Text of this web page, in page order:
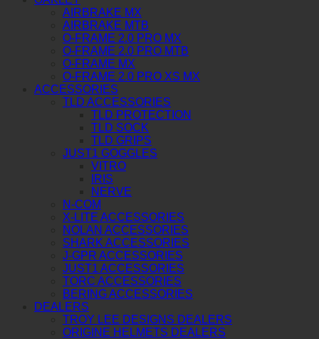
AIRBRAKE MX
AIRBRAKE MTB
O-FRAME 2.0 PRO MX
O-FRAME 2.0 PRO MTB
O-FRAME MX
O-FRAME 2.0 PRO XS MX
ACCESSORIES
TLD ACCESSORIES
TLD PROTECTION
TLD SOCK
TLD GRIPS
JUST1 GOGGLES
VITRO
IRIS
NERVE
N-COM
X-LITE ACCESSORIES
NOLAN ACCESSORIES
SHARK ACCESSORIES
J-GPR ACCESSORIES
JUST1 ACCESSORIES
TORC ACCESSORIES
BERING ACCESSORIES
DEALERS
TROY LEE DESIGNS DEALERS
ORIGINE HELMETS DEALERS